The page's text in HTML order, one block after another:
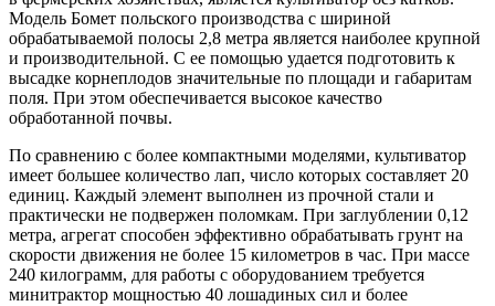
Модель Бомет польского производства с шириной
обрабатываемой полосы 2,8 метра является наиболее крупной
и производительной. С ее помощью удается подготовить к
высадке корнеплодов значительные по площади и габаритам
поля. При этом обеспечивается высокое качество
обработанной почвы.
По сравнению с более компактными моделями, культиватор
имеет большее количество лап, число которых составляет 20
единиц. Каждый элемент выполнен из прочной стали и
практически не подвержен поломкам. При заглублении 0,12
метра, агрегат способен эффективно обрабатывать грунт на
скорости движения не более 15 километров в час. При массе
240 килограмм, для работы с оборудованием требуется
минитрактор мощностью 40 лошадиных сил и более